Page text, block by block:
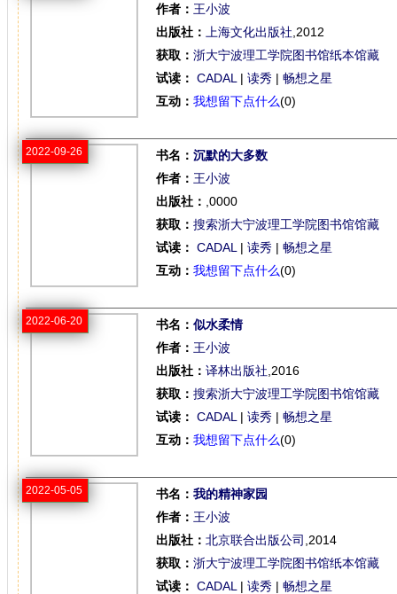
作者： 王小波
出版社：
上海文化出版社 ,2012
获取： 浙大宁波理工学院图书馆纸本馆藏
试读： CADAL | 读秀 | 畅想之星
互动： 我想留下点什么(0)
2022-09-26 书名： 沉默的大多数
作者： 王小波
出版社： ,0000
获取： 搜索浙大宁波理工学院图书馆馆藏
试读： CADAL | 读秀 | 畅想之星
互动： 我想留下点什么(0)
2022-06-20 书名： 似水柔情
作者： 王小波
出版社： 译林出版社 ,2016
获取： 搜索浙大宁波理工学院图书馆馆藏
试读： CADAL | 读秀 | 畅想之星
互动： 我想留下点什么(0)
2022-05-05 书名： 我的精神家园
作者： 王小波
出版社： 北京联合出版公司 ,2014
获取： 浙大宁波理工学院图书馆纸本馆藏
试读： CADAL | 读秀 | 畅想之星